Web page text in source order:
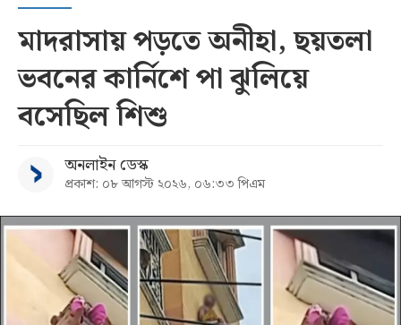
মাদরাসায় পড়তে অনীহা, ছয়তলা
ভবনের কার্নিশে পা ঝুলিয়ে
বসেছিল শিশু
অনলাইন ডেস্ক
প্রকাশ: ০৮ আগস্ট ২০২৬, ০৬:৩৩ পিএম